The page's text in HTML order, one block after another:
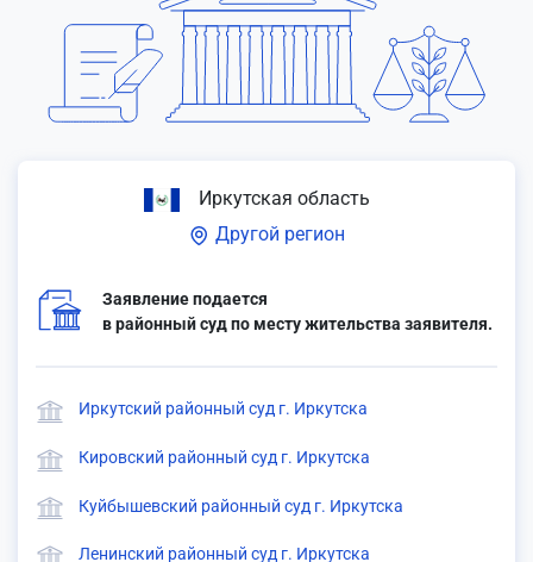
Иркутская область
Другой регион
Заявление подается
в районный суд по месту жительства заявителя.
Иркутский районный суд г. Иркутска
Кировский районный суд г. Иркутска
Куйбышевский районный суд г. Иркутска
Ленинский районный суд г. Иркутска